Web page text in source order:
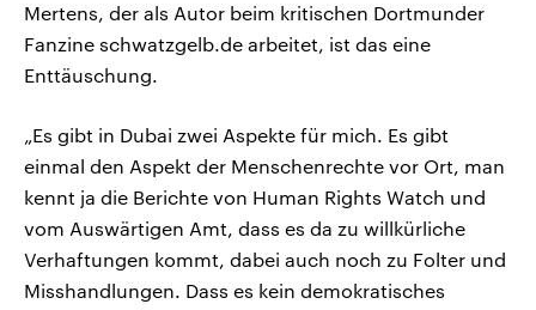
Mertens, der als Autor beim kritischen Dortmunder
Fanzine schwatzgelb.de arbeitet, ist das eine
Enttäuschung.
„Es gibt in Dubai zwei Aspekte für mich. Es gibt
einmal den Aspekt der Menschenrechte vor Ort, man
kennt ja die Berichte von Human Rights Watch und
vom Auswärtigen Amt, dass es da zu willkürliche
Verhaftungen kommt, dabei auch noch zu Folter und
Misshandlungen. Dass es kein demokratisches